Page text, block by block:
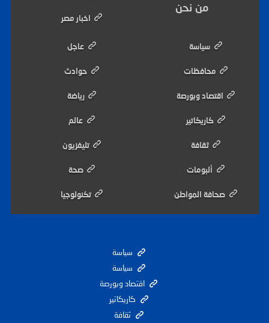
من نحن
اخبار مصر
سياسة
محافظات
اقتصاد وبورصة
كاريكاتير
ثقافة
ألبومات
صحافة المواطن
عاجل
حوادث
رياضة
عالم
تليفزيون
صحة
تكنولوجيا
سياسة
سياسة
اقتصاد وبورصة
كاريكاتير
ثقافة